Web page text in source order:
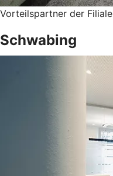
Vorteilspartner der Filiale
Schwabing